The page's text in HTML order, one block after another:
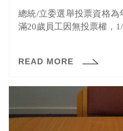
總統/立委選舉投票資格為
滿20歲員工因無投票權，
READ MORE